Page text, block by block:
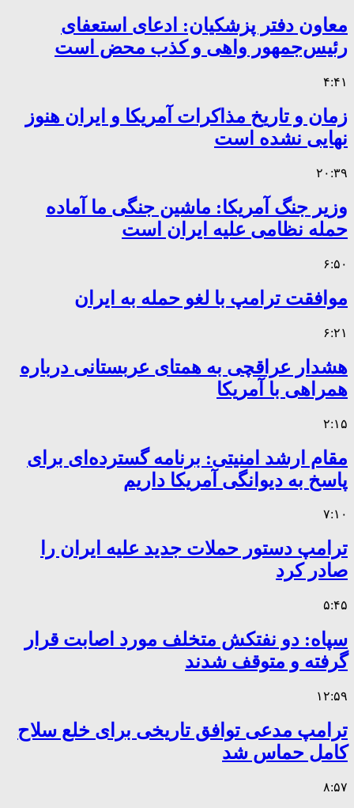
معاون دفتر پزشکیان: ادعای استعفای
رئیس‌جمهور واهی و کذب محض است
۴:۴۱
زمان و تاریخ مذاکرات آمریکا و ایران هنوز
نهایی نشده است
۲۰:۳۹
وزیر جنگ آمریکا: ماشین جنگی ما آماده
حمله نظامی علیه ایران است
۶:۵۰
موافقت ترامپ با لغو حمله به ایران
۶:۲۱
هشدار عراقچی به همتای عربستانی درباره
همراهی با آمریکا
۲:۱۵
مقام ارشد امنیتی: برنامه گسترده‌ای برای
پاسخ به دیوانگی آمریکا داریم
۷:۱۰
ترامپ دستور حملات جدید علیه ایران را
صادر کرد
۵:۴۵
سپاه: دو نفتکش متخلف مورد اصابت قرار
گرفته و متوقف شدند
۱۲:۵۹
ترامپ مدعی توافق تاریخی برای خلع سلاح
کامل حماس شد
۸:۵۷